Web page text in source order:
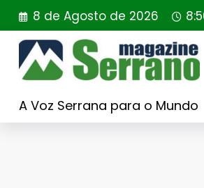
Saltar
para
conteúdo
8 de Agosto de 2026
A Voz Serrana para o Mundo